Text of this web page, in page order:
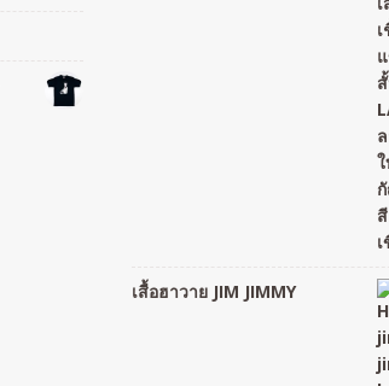
เสื้อฮาวาย JIM JIMMY